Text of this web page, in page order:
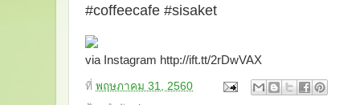
#coffeecafe #sisaket
via Instagram http://ift.tt/2rDwVAX
ที่ พฤษภาคม 31, 2560